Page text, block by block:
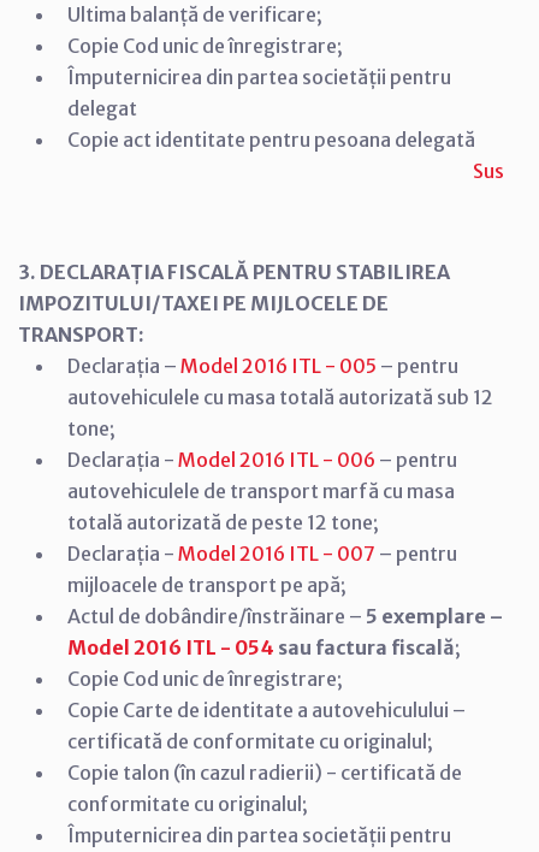
Ultima balanță de verificare;
Copie Cod unic de înregistrare;
Împuternicirea din partea societății pentru
delegat
Copie act identitate pentru pesoana delegată
Sus
3. DECLARAȚIA FISCALĂ PENTRU STABILIREA
IMPOZITULUI/TAXEI PE MIJLOCELE DE
TRANSPORT:
Declarația – Model 2016 ITL - 005 – pentru
autovehiculele cu masa totală autorizată sub 12
tone;
Declarația - Model 2016 ITL - 006 – pentru
autovehiculele de transport marfă cu masa
totală autorizată de peste 12 tone;
Declarația - Model 2016 ITL - 007 – pentru
mijloacele de transport pe apă;
Actul de dobândire/înstrăinare – 5 exemplare –
Model 2016 ITL - 054 sau factura fiscală;
Copie Cod unic de înregistrare;
Copie Carte de identitate a autovehiculului –
certificată de conformitate cu originalul;
Copie talon (în cazul radierii) - certificată de
conformitate cu originalul;
Împuternicirea din partea societății pentru